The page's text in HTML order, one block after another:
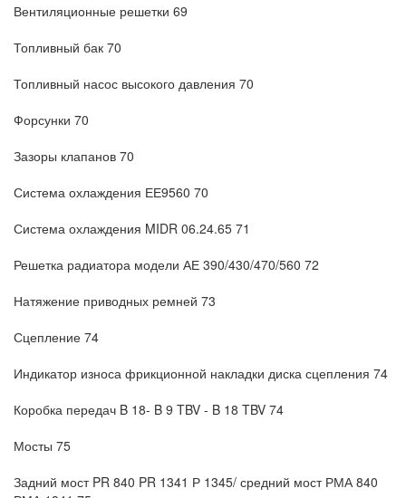
Вентиляционные решетки 69
Топливный бак 70
Топливный насос высокого давления 70
Форсунки 70
Зазоры клапанов 70
Система охлаждения ЕЕ9560 70
Система охлаждения MIDR 06.24.65 71
Решетка радиатора модели АЕ 390/430/470/560 72
Натяжение приводных ремней 73
Сцепление 74
Индикатор износа фрикционной накладки диска сцепления 74
Коробка передач B 18- B 9 TBV - B 18 TBV 74
Мосты 75
Задний мост PR 840 PR 1341 Р 1345/ средний мост РМА 840